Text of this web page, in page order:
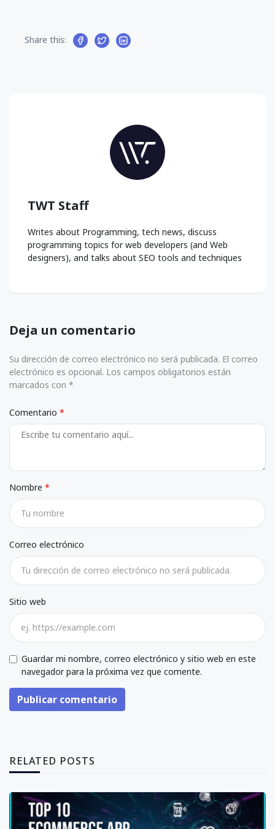
Share this:
TWT Staff
Writes about Programming, tech news, discuss
programming topics for web developers (and Web
designers), and talks about SEO tools and techniques
Deja un comentario
Su dirección de correo electrónico no será publicada. El correo
electrónico es opcional. Los campos obligatorios están
marcados con *
Comentario
Nombre
Correo electrónico
Sitio web
Guardar mi nombre, correo electrónico y sitio web en este
navegador para la próxima vez que comente.
Publicar comentario
RELATED POSTS